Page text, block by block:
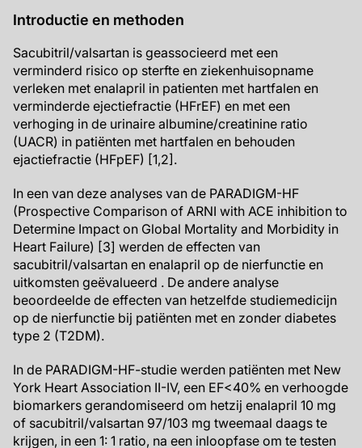
Introductie en methoden
Sacubitril/valsartan is geassocieerd met een
verminderd risico op sterfte en ziekenhuisopname
verleken met enalapril in patienten met hartfalen en
verminderde ejectiefractie (HFrEF) en met een
verhoging in de urinaire albumine/creatinine ratio
(UACR) in patiënten met hartfalen en behouden
ejactiefractie (HFpEF) [1,2].
In een van deze analyses van de PARADIGM-HF
(Prospective Comparison of ARNI with ACE inhibition to
Determine Impact on Global Mortality and Morbidity in
Heart Failure) [3] werden de effecten van
sacubitril/valsartan en enalapril op de nierfunctie en
uitkomsten geëvalueerd . De andere analyse
beoordeelde de effecten van hetzelfde studiemedicijn
op de nierfunctie bij patiënten met en zonder diabetes
type 2 (T2DM).
In de PARADIGM-HF-studie werden patiënten met New
York Heart Association II-IV, een EF<40% en verhoogde
biomarkers gerandomiseerd om hetzij enalapril 10 mg
of sacubitril/valsartan 97/103 mg tweemaal daags te
krijgen, in een 1: 1 ratio, na een inloopfase om te testen